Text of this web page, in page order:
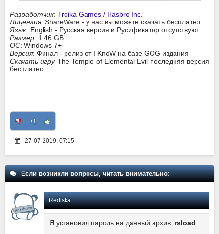
Разработчик: Troika Games / Hasbro Inc
Лицензия: ShareWare - у нас вы можете скачать бесплатно
Язык: English - Русская версия и Русификатор отсутствуют
Размер: 1.46 GB
ОС: Windows 7+
Версия: Финал - релиз от I KnoW на базе GOG издания
Скачать игру The Temple of Elemental Evil последняя версия
бесплатно
+1
27-07-2019, 07:15
Если возникли вопросы, читать внимательно:
Rediska
Я установил пароль на данный архив: rsload